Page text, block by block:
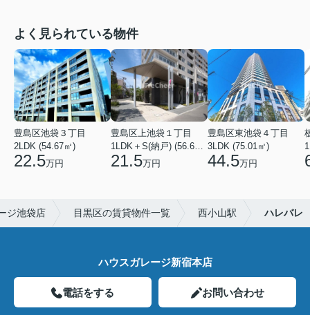
よく見られている物件
豊島区池袋３丁目
2LDK (54.67㎡)
22.5万円
豊島区上池袋１丁目
21.5万円
豊島区東池袋４丁目
3LDK (75.01㎡)
44.5万円
ジ池袋店 目黒区の賃貸物件一覧 西小山駅 ハレバレ
ハウスガレージ新宿本店
電話をする お問い合わせ